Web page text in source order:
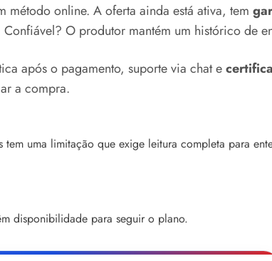
online. A oferta ainda está ativa, tem
O produtor mantém um histórico de
após o pagamento, suporte via chat e
a compra.
uma limitação que exige leitura completa para
disponibilidade para seguir o plano.